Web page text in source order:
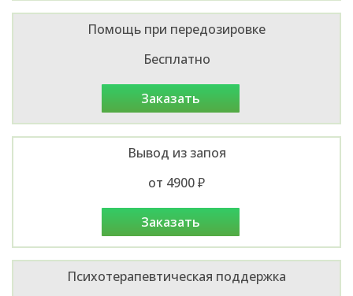
Помощь при передозировке
Бесплатно
заказать
Вывод из запоя
от 4900 ₽
заказать
Психотерапевтическая поддержка